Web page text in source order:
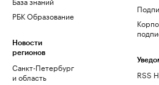
РБК Образование
Новости
регионов
Санкт-Петербург
и область
RSS